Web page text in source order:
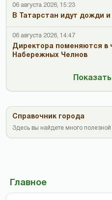
06 августа 2026, 15:23
В Татарстан идут дожди и
06 августа 2026, 14:47
Директора поменяются в
Набережных Челнов
Справочник города
Здесь вы найдете много
Главное